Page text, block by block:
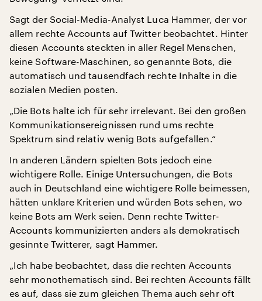
Sagt der Social-Media-Analyst Luca Hammer, der vor
allem rechte Accounts auf Twitter beobachtet. Hinter
diesen Accounts steckten in aller Regel Menschen,
keine Software-Maschinen, so genannte Bots, die
automatisch und tausendfach rechte Inhalte in die
sozialen Medien posten.
„Die Bots halte ich für sehr irrelevant. Bei den großen
Kommunikationsereignissen rund ums rechte
Spektrum sind relativ wenig Bots aufgefallen.“
In anderen Ländern spielten Bots jedoch eine
wichtigere Rolle. Einige Untersuchungen, die Bots
auch in Deutschland eine wichtigere Rolle beimessen,
hätten unklare Kriterien und würden Bots sehen, wo
keine Bots am Werk seien. Denn rechte Twitter-
Accounts kommunizierten anders als demokratisch
gesinnte Twitterer, sagt Hammer.
„Ich habe beobachtet, dass die rechten Accounts
sehr monothematisch sind. Bei rechten Accounts fällt
es auf, dass sie zum gleichen Thema auch sehr oft